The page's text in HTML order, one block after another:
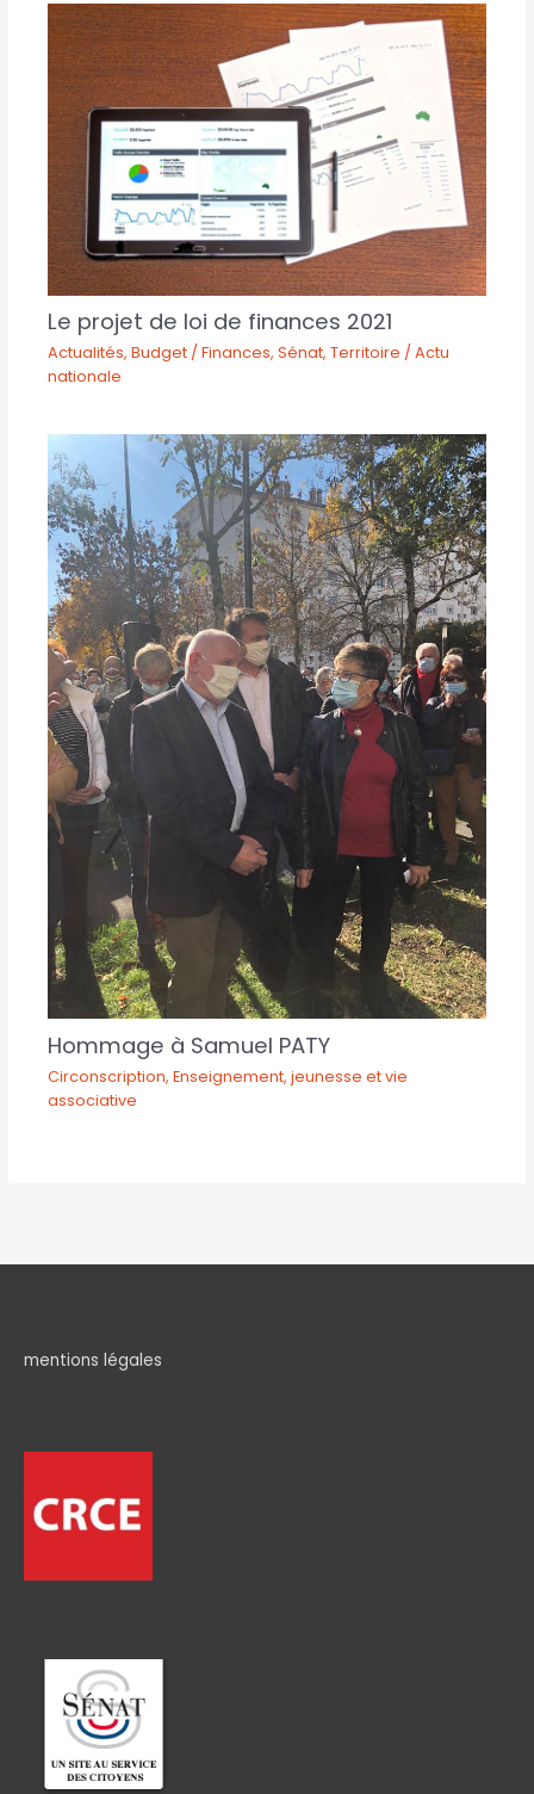
Le projet de loi de finances 2021
Actualités,Budget / Finances,Sénat,Territoire / Actu
nationale
Hommage à Samuel PATY
Circonscription,Enseignement, jeunesse et vie
associative
mentions légales